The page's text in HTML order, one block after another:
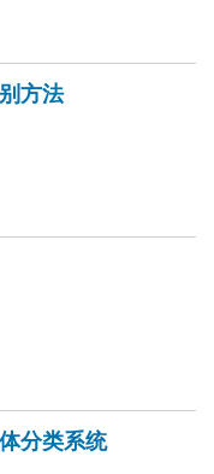
方法
分类系统